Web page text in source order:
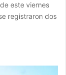
este viernes
registraron dos